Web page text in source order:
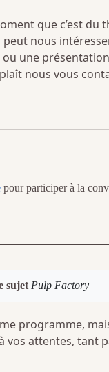
que c’est
peut nous
ou une
nous vous
pour participer à la
sujet Pulp Factory
programme,
vos attentes, tant